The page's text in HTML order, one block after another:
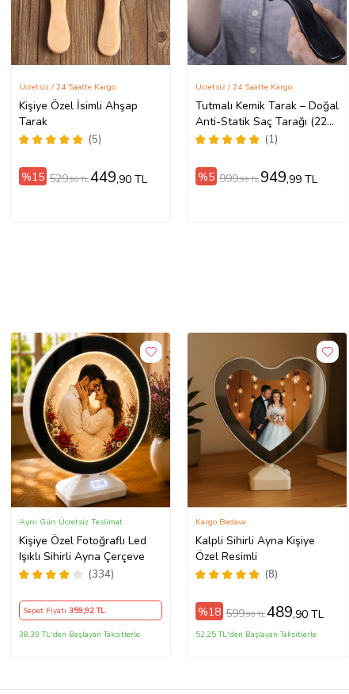
Kişiye Özel İsimli Ahşap
Tarak
(5)
Ücretsiz / 24 Saatte Kargo
%15 529,90 TL449,90 TL
Tutmalı Kemik Tarak – Doğal
Anti-Statik Saç Tarağı (22
cm) (Karışık)
(1)
Ücretsiz / 24 Saatte Kargo
%5 999,99 TL 949,99 TL
Kişiye Özel Fotoğraflı Led
Işıklı Sihirli Ayna Çerçeve
(334)
Aynı Gün Ücretsiz Teslimat
Sepet Fiyatı 359,92 TL
38,39 TL'den Başlayan Taksitlerle
Kalpli Sihirli Ayna Kişiye
Özel Resimli
(8)
Kargo Bedava
%18 599,90 TL489,90 TL
52,25 TL'den Başlayan Taksitlerle